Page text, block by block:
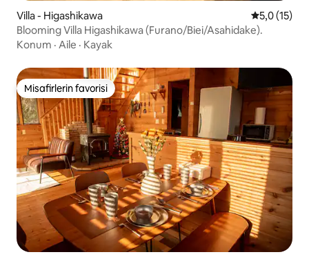
Villa - Higashikawa 55,0 (15)
Blooming Villa Higashikawa (Furano/Biei/Asahidake).
Konum · Aile · Kayak
Misafirlerin favorisi
Misafirlerin favorisi